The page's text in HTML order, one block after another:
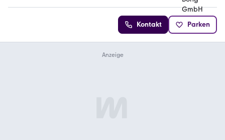
Kontakt Parken